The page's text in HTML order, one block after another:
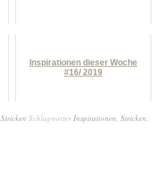
Inspirationen dieser Woche
#16/ 2019
Stricken SchlagwörterInspirationen, Stricken,